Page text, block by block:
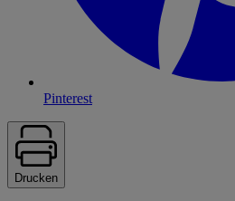
Pinterest
Drucken